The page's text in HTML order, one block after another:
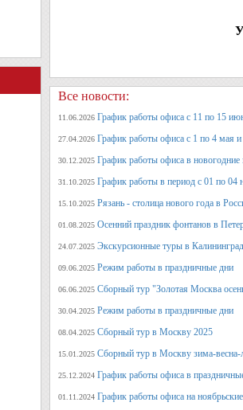
Все новости:
11.06.2026 График работы офиса с 11 по 15
27.04.2026 График работы офиса с 1 по 4 мая
30.12.2025 График работы офиса в новогодние
31.10.2025 График работы в период с 01 по 04
15.10.2025 Рязань - столица нового года в
01.08.2025 Осенний праздник фонтанов в
24.07.2025 Экскурсионные туры в
09.06.2025 Режим работы в праздничные дни
06.06.2025 Сборный тур "Золотая Москва
30.04.2025 Режим работы в праздничные дни
08.04.2025 Сборный тур в Москву 2025
15.01.2025 Сборный тур в Москву зима-весна-
25.12.2024 График работы офиса в
01.11.2024 График работы офиса на